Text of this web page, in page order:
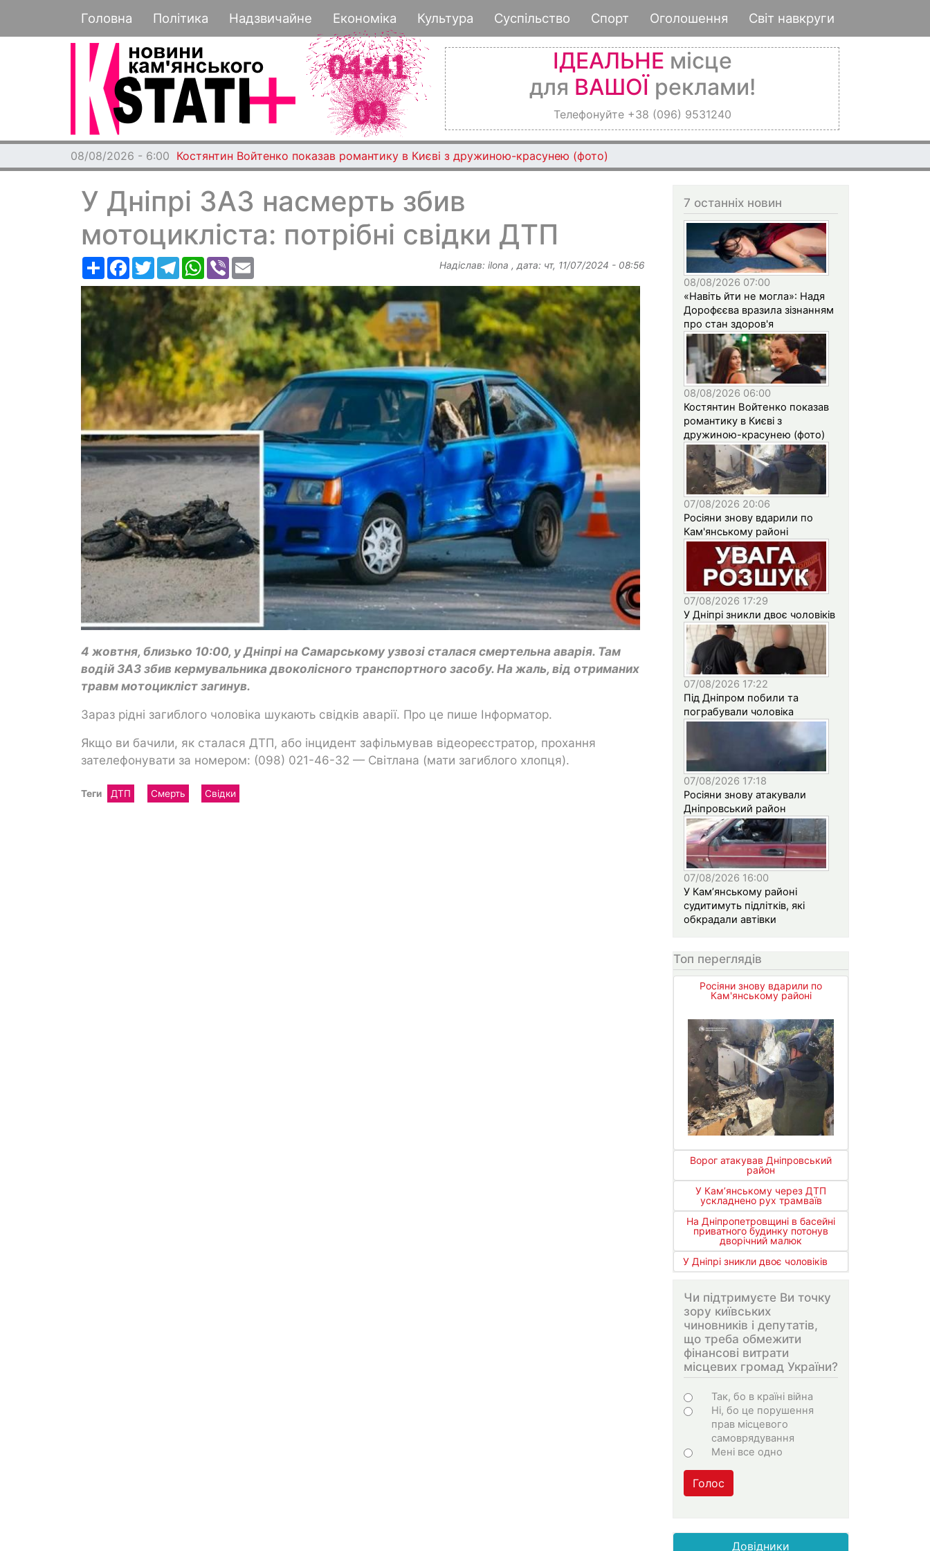
до
основного
Основная навигация
Головна Політика Надзвичайне Економіка Культура Суспільство Спорт Оголошення Світ навкруги
ІДЕАЛЬНЕ місце
для ВАШОЇ реклами!
Телефонуйте +38 (096) 9531240
08/08/2026 - 6:00 Костянтин Войтенко показав романтику в Києві з дружиною-красунею (фото)
У Дніпрі ЗАЗ насмерть збив
мотоцикліста: потрібні свідки ДТП
РесурсFacebook
TwitterTelegramWhatsApp
Viber Надіслав: ilona , дата: чт, 11/07/2024 - 08:56
4 жовтня, близько 10:00, у Дніпрі на Самарському узвозі сталася смертельна аварія. Там
водій ЗАЗ збив кермувальника двоколісного транспортного засобу. На жаль, від отриманих
травм мотоцикліст загинув.
Зараз рідні загиблого чоловіка шукають свідків аварії. Про це пише Інформатор.
Якщо ви бачили, як сталася ДТП, або інцидент зафільмував відеореєстратор, прохання
зателефонувати за номером: (098) 021-46-32 — Світлана (мати загиблого хлопця).
Теги ДТП Смерть Свідки
7 останніх новин
08/08/2026 07:00
«Навіть йти не могла»: Надя
Дорофєєва вразила зізнанням
про стан здоров'я
08/08/2026 06:00
Костянтин Войтенко показав
романтику в Києві з
дружиною-красунею (фото)
07/08/2026 20:06
Росіяни знову вдарили по
Кам'янському районі
07/08/2026 17:29
У Дніпрі зникли двоє чоловіків
07/08/2026 17:22
Під Дніпром побили та
пограбували чоловіка
07/08/2026 17:18
Росіяни знову атакували
Дніпровський район
07/08/2026 16:00
У Кам’янському районі
судитимуть підлітків, які
обкрадали автівки
Топ переглядів
Росіяни знову вдарили по
Кам'янському районі
Ворог атакував Дніпровський
район
У Кам’янському через ДТП
ускладнено рух трамваїв
На Дніпропетровщині в басейні
приватного будинку потонув
дворічний малюк
У Дніпрі зникли двоє чоловіків
Чи підтримуєте Ви точку
зору київських
чиновників і депутатів,
що треба обмежити
фінансові витрати
місцевих громад України?
Варіанти
Так, бо в країні війна
Ні, бо це порушення
прав місцевого
самоврядування
Мені все одно
Голос
Довідники